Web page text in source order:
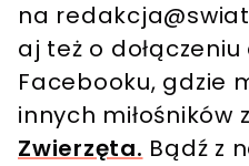
na
aj też o
Facebooku, gdzie
innych miłośników
Zwierzęta. Bądź z